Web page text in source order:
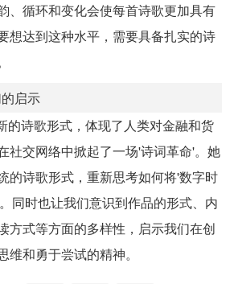
、循环和变化会使每首诗歌更加具有
想达到这种水平，需要具备扎实的诗
启示
的诗歌形式，体现了人类对金融和货
社交网络中掀起了一场'诗词革命'。她
的诗歌形式，重新思考如何将'数字时
同时也让我们意识到作品的形式、内
方式等方面的多样性，启示我们在创
和勇于尝试的精神。